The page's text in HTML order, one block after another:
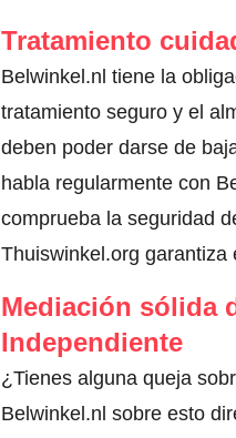
Tratamiento
Belwinkel.nl tiene la
tratamiento seguro y el
deben poder darse de
habla regularmente con
comprueba la seguridad
Thuiswinkel.org garantiza
Mediación sólida
Independiente
¿Tienes alguna queja
Belwinkel.nl sobre esto